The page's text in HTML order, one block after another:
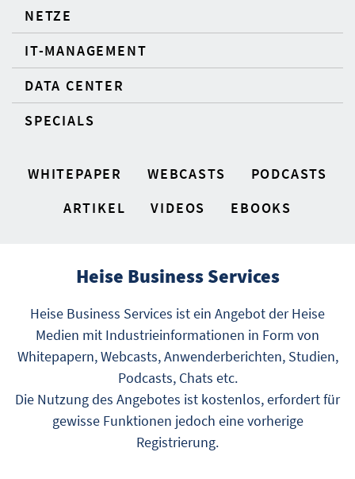
NETZE
IT-MANAGEMENT
DATA CENTER
SPECIALS
WHITEPAPER WEBCASTS
PODCASTS
ARTIKEL
VIDEOS EBOOKS
Heise Business Services
Heise Business Services ist ein Angebot der Heise
Medien mit Industrieinformationen in Form von
Whitepapern, Webcasts, Anwenderberichten, Studien,
Podcasts, Chats etc.
Die Nutzung des Angebotes ist kostenlos, erfordert für
gewisse Funktionen jedoch eine vorherige
Registrierung.